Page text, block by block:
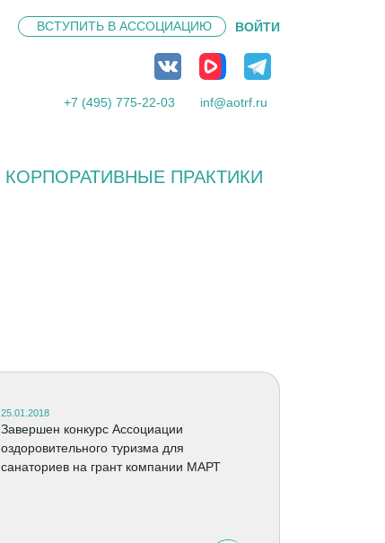
ВСТУПИТЬ В АССОЦИАЦИЮ ВОЙТИ
+7 (495) 775-22-03 inf@aotrf.ru
КОРПОРАТИВНЫЕ ПРАКТИКИ
25.01.2018
Завершен конкурс Ассоциации
оздоровительного туризма для
санаториев на грант компании МАРТ